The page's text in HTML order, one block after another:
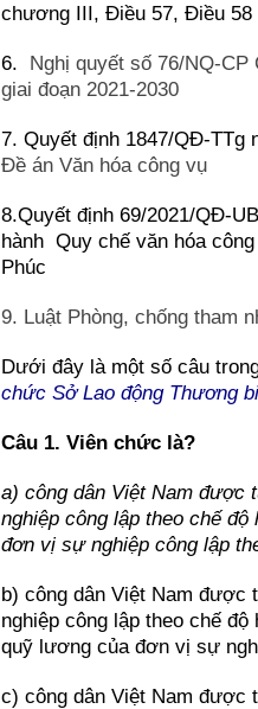
chương III, Điều 57, Điều 58
6. Nghị quyết số 76/NQ-
giai đoạn 2021-2030
7. Quyết định 1847/QĐ-TTg
Đề án Văn hóa công vụ
8.Quyết định 69/2021/QĐ-
hành Quy chế văn hóa
Phúc
9. Luật Phòng, chống tham
Dưới đây là một số câu
chức Sở Lao động Thương
Câu 1. Viên chức là?
a) công dân Việt Nam được
nghiệp công lập theo chế
đơn vị sự nghiệp công lập
b) công dân Việt Nam
nghiệp công lập theo chế
quỹ lương của đơn vị sự
c) công dân Việt Nam được